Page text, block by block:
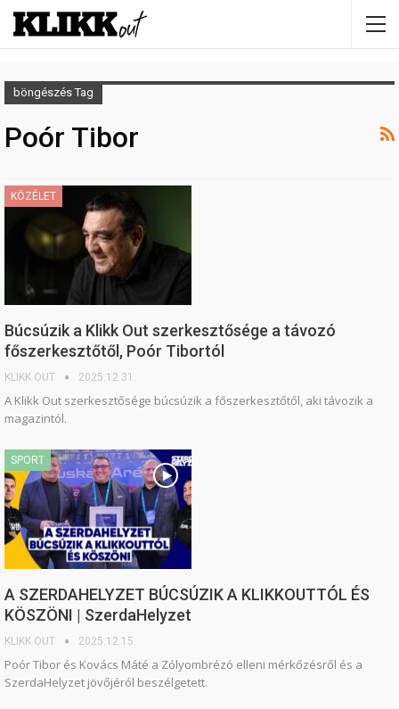
böngészés Tag
Poór Tibor
KÖZÉLET
Búcsúzik a Klikk Out szerkesztősége a távozó
főszerkesztőtől, Poór Tibortól
KLIKK OUT 2025.12.31.
A Klikk Out szerkesztősége búcsúzik a főszerkesztőtől, aki távozik a
magazintól.
SPORT
A SZERDAHELYZET BÚCSÚZIK A KLIKKOUTTÓL ÉS
KÖSZÖNI | SzerdaHelyzet
KLIKK OUT 2025.12.15.
Poór Tibor és Kovács Máté a Zólyombrézó elleni mérkőzésről és a
SzerdaHelyzet jövőjéról beszélgetett.